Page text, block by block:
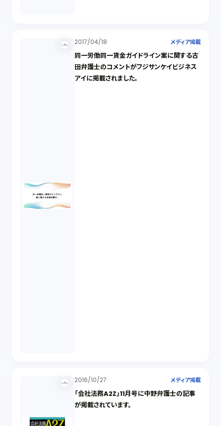
2017/04/18 メディア掲載
同一労働同一賃金ガイドライン案に関する古
田弁護士のコメントがフジサンケイビジネス
アイに掲載されました。
2016/10/27 メディア掲載
「会社法務A2Z」11月号に中野弁護士の記事
が掲載されています。